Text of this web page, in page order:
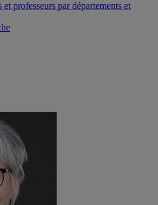
et professeurs par départements et